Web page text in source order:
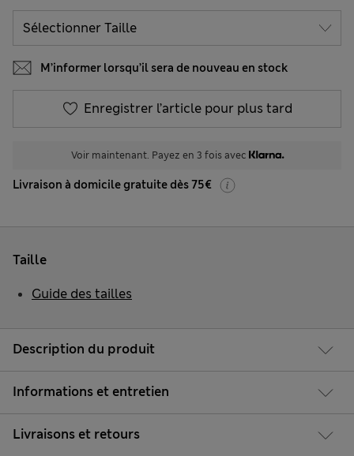
M’informer lorsqu’il sera de nouveau en stock
Enregistrer l’article pour plus tard
Voir maintenant. Payez en 3 fois avec
Livraison à domicile gratuite dès 75€
Description du produit
Informations et entretien
Livraisons et retours
Taille
Guide des tailles